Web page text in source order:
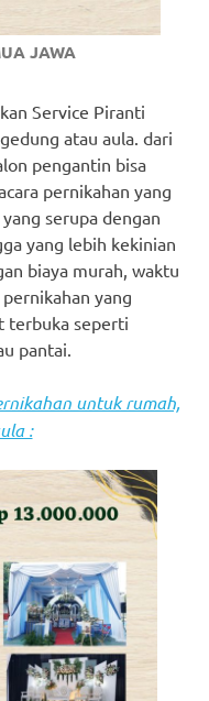
JAWA
Service Piranti
atau aula. dari
pengantin bisa
pernikahan yang
serupa dengan
yang lebih kekinian
biaya murah, waktu
yang
terbuka seperti
pantai.
untuk rumah,
: